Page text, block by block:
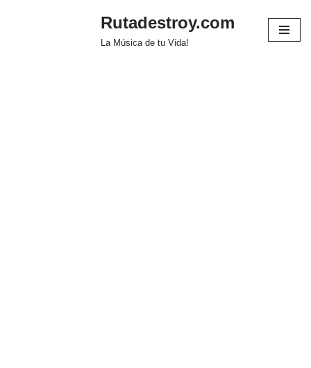
Rutadestroy.com
La Música de tu Vida!